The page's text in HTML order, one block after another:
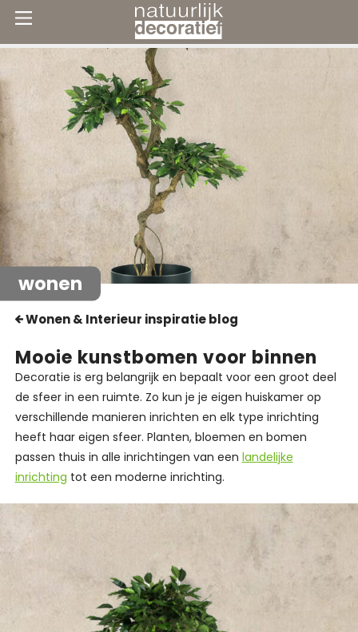
wonen
Wonen & Interieur inspiratie blog
Mooie kunstbomen voor binnen
Decoratie is erg belangrijk en bepaalt voor een groot deel
de sfeer in een ruimte. Zo kun je je eigen huiskamer op
verschillende manieren inrichten en elk type inrichting
heeft haar eigen sfeer. Planten, bloemen en bomen
passen thuis in alle inrichtingen van een landelijke
inrichting tot een moderne inrichting.